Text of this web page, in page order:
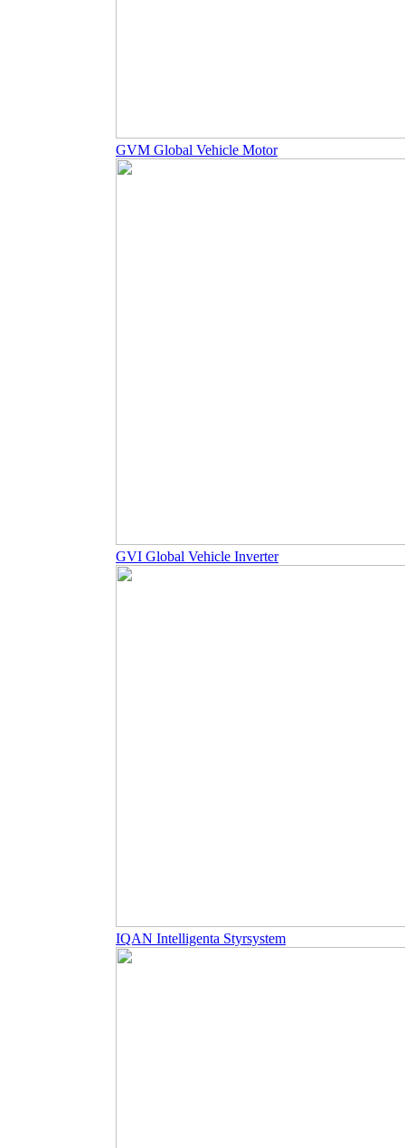
GVM Global Vehicle Motor
GVI Global Vehicle Inverter
IQAN Intelligenta Styrsystem